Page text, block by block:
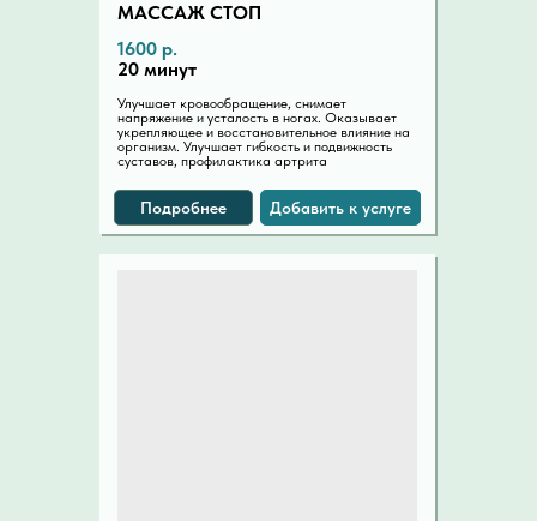
МАССАЖ СТОП
Улучшает кровообращение, снимает
напряжение и усталость в ногах. Оказывает
укрепляющее и восстановительное влияние на
организм. Улучшает гибкость и подвижность
суставов, профилактика артрита
1600 р.
20 минут
Добавить к услуге
Подробнее